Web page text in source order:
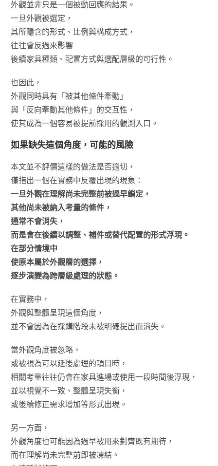
外觀並非只是一個被動回應的結果。
一旦外觀被選定，
其所隱含的形式、比例與構成方式，
往往會反過來影響
後續家具種類、配置方式與選配層級的可行性。
也因此，
外觀同時具有「被其他條件牽動」
與「反向牽動其他條件」的交互性，
使其成為一個容易被提前採用的觀測入口。
如果缺失這個角度，可能的風險
本文並不評價這樣的做法是否適切，
僅指出一個在實務中反覆出現的現象：
一旦外觀在理解尚未完整前被過早鎖定，
其他尚未被納入考量的條件，
通常不會消失，
而是會在後續以調整、補件或替代配置的形式浮現。
在部分情境中
使原本屬於外觀層的選擇，
逐步演變為跨層級處理的狀態。
在實務中，
外觀與整體呈現這個角度，
並不會因為在採購階段未被明確提出而消失。
當外觀角度被忽略，
或被視為可以延後處理的項目時，
相關考量往往仍會在家具進場或使用一段時間後浮現，
並以視覺不一致、整體呈現失衡，
或後續修正需求增加等形式出現。
另一方面，
外觀角度也可能因為過早被用來對齊既有期待，
而在理解尚未完整前即被凍結。